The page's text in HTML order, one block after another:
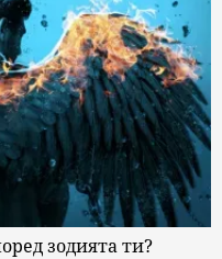
зодията ти?